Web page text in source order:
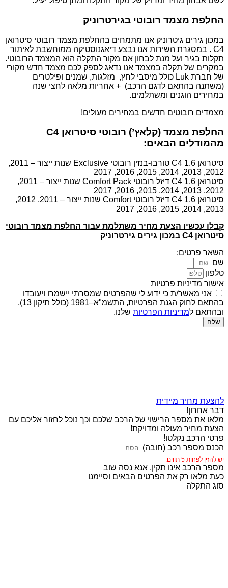
החלפת מצמד רובוטי בגירטרוניק
במכון גירים גיטרוניק אנו מתמחים בהחלפת מצמד רובוטי סיטרואן
C4 . במסגרת השירות אנו נבצע דיאגנוסטיקה ממוחשבת לאיתור
תקלות בגיר ועל מנת לבחון אם מקור התקלה הוא המצמד הרובוטי.
במקרים של תקלה במצמד אנו נדאג לספק לכם מצמד חדש מקורי
של חברת Luk כולל מיסבי לחץ, מזלגות, שמנים ופילטרים
(משתנה בהתאם לדגם הרכב) + אחריות מלאה לחצי שנה
במחירים הוגנים ומשתלמים.
מצמדים רובוטים חדשים במחירים מעולים!
מהמודלים הבאים:
סיטרואן C4 1.6 טורבו-בנזין רובוטי Exclusive שנות ייצור – 2011,
2012, 2013, 2014, 2015, 2016, 2017
סיטרואן C4 1.6 דיזל רובוטי Comfort Pack שנות ייצור – 2011,
2012, 2013, 2014, 2015, 2016, 2017
סיטרואן C4 1.6 דיזל רובוטי Comfort שנות ייצור – 2011, 2012,
2013, 2014, 2015, 2016, 2017
קבלו עכשיו הצעת מחיר משתלמת עבור החלפת מצמד רובוטי
סיטרואן C4 במכון גירים גירטרוניק
השאר פרטים:
שם
טלפון
אישור מדיניות פרטיות
אני מאשר/ת כי ידוע לי שהפרטים שמסרתי יישמרו ויעובדו
בהתאם לחוק הגנת הפרטיות, התשמ"א–1981 (כולל תיקון 13),
ובהתאם למדיניות הפרטיות שלנו.
שלח
להצעת מחיר מיידית
דבר אחרון!
מלאו את מספר הרישוי של הרכב שלכם וכך נוכל לחזור אליכם עם
הצעת מחיר מעולה ומדויקת!
פרטי הרכב נקלטו!
הכנס מספר רכב (חובה)
יש להזין לפחות 5 תווים.
מספר הרכב אינו תקין, אנא נסה שוב
כעת מלאו רק את הפרטים הבאים וסיימנו
סוג התקלה